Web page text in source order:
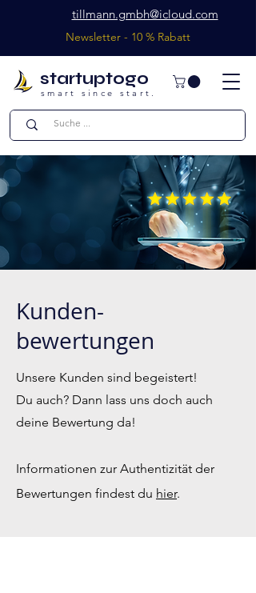
startuptogo
smart since start.
tillmann.gmbh@icloud.com
Newsletter - 10 % Rabatt
Kunden-
bewertungen
Unsere Kunden sind begeistert!
Du auch? Dann lass uns doch auch
deine Bewertung da!
Informationen zur Authentizität der
Bewertungen findest du hier.